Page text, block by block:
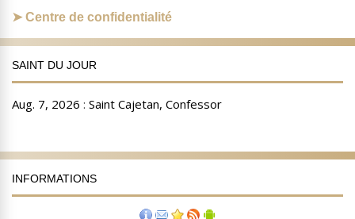
Centre de confidentialité
SAINT DU JOUR
INFORMATIONS